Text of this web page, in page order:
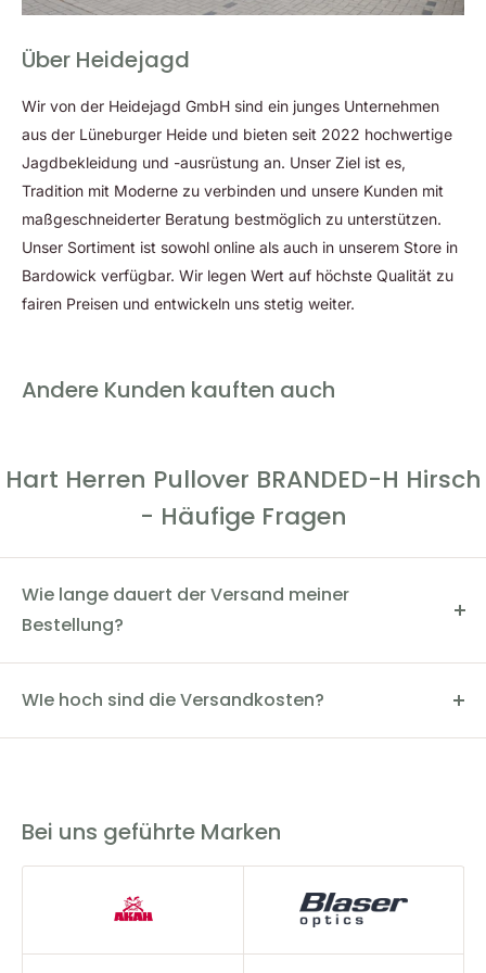
Vordertasche bietet ausreichend Platz für persönliche
unterwegs.
Hochwertige Verarbeitung:Der Pullover ist qualitativ
hochwertig gefertigt und garantiert Langlebigkeit sowie
Komfort.
Mit dem Hart Herren Pullover BRANDED-H Deer erhalten Sie
nicht nur ein Kleidungsstück, das Funktionalität und Komfort
Funktionalität, Strapazierfähigkeit und Stil macht diesen
oder einfach nur Ihren Alltag genießen - dieser Pullover wird
Ihren Bedürfnissen gerecht und sorgt stets für ein
Über Heidejagd
Wir von der Heidejagd GmbH sind ein junges Unternehmen
aus der Lüneburger Heide und bieten seit 2022 hochwertige
Jagdbekleidung und -ausrüstung an. Unser Ziel ist es,
Tradition mit Moderne zu verbinden und unsere Kunden mit
maßgeschneiderter Beratung bestmöglich zu unterstützen.
Unser Sortiment ist sowohl online als auch in unserem Store in
Bardowick verfügbar. Wir legen Wert auf höchste Qualität zu
fairen Preisen und entwickeln uns stetig weiter.
Andere Kunden kauften auch
Hart Herren Pullover BRANDED-H Hirsch
- Häufige Fragen
Wie lange dauert der Versand meiner
Bestellung?
Der Versand dauert in der Regel 2-4 Werktage. Du
kannst den Status deiner Bestellung über die
WIe hoch sind die Versandkosten?
Die Versandkosten innerhalb Deutschlands betragen
Bei uns geführte Marken